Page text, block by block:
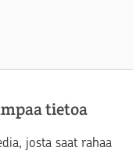
tietoa
josta saat rahaa